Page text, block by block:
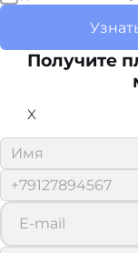
Получите
X